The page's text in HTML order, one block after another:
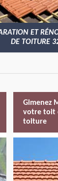
ET
DE TOITURE
Gimenez
votre toit
toiture